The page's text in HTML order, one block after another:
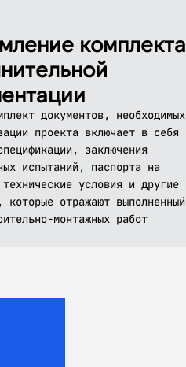
комплекта
документов, необходимых
проекта включает в себя
заключения
испытаний, паспорта на
условия и другие
которые отражают выполненный
монтажных работ